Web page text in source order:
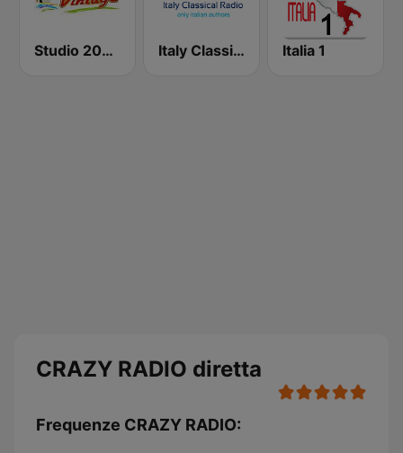
Studio 2000 Vintage Italy Classical Radio Italia 1
CRAZY RADIO diretta
Frequenze CRAZY RADIO: